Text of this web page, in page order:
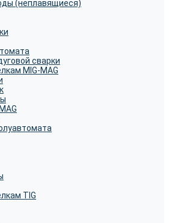
(неплавящиеся)
сварки
MIG-MAG
TIG